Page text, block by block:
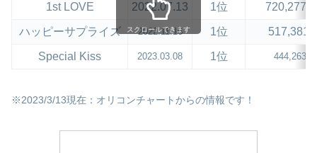
1st LOVE 2022.07.13 1位 720,2777
ハッピーサプライズ 2022.11.16 1位 517,381
Special Kiss 2023.03.08 1位 444,263枚
スクロールできます
※2023/3/13現在：オリコンチャートからの情報です！